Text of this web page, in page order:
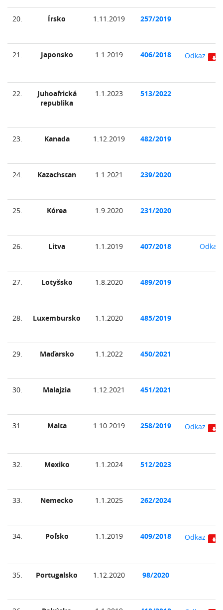
20. Írsko 1.11.2019 257/2019
21. Japonsko 1.1.2019 406/2018 Odkaz
22.
Juhoafrická
republika
1.1.2023 513/2022
23. Kanada 1.12.2019 482/2019
24. Kazachstan 1.1.2021 239/2020
25. Kórea 1.9.2020 231/2020
26. Litva 1.1.2019 407/2018 Odkaz
27. Lotyšsko 1.8.2020 489/2019
28. Luxembursko 1.1.2020 485/2019
29. Maďarsko 1.1.2022 450/2021
30. Malajzia 1.12.2021 451/2021
31. Malta 1.10.2019 258/2019 Odkaz
32. Mexiko 1.1.2024 512/2023
33. Nemecko 1.1.2025 262/2024
34. Poľsko 1.1.2019 409/2018 Odkaz
35. Portugalsko 1.12.2020 98/2020